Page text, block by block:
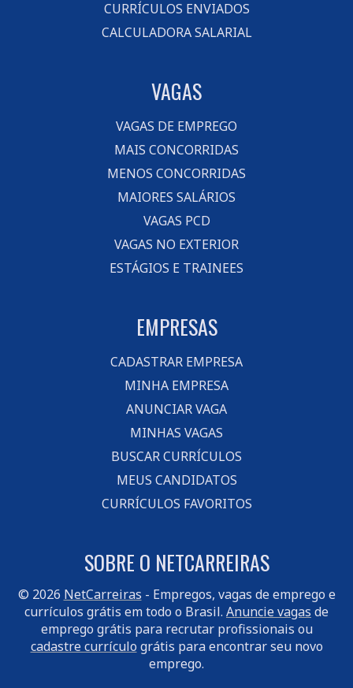
CURRÍCULOS ENVIADOS
CALCULADORA SALARIAL
VAGAS
VAGAS DE EMPREGO
MAIS CONCORRIDAS
MENOS CONCORRIDAS
MAIORES SALÁRIOS
VAGAS PCD
VAGAS NO EXTERIOR
ESTÁGIOS E TRAINEES
EMPRESAS
CADASTRAR EMPRESA
MINHA EMPRESA
ANUNCIAR VAGA
MINHAS VAGAS
BUSCAR CURRÍCULOS
MEUS CANDIDATOS
CURRÍCULOS FAVORITOS
SOBRE O NETCARREIRAS
© 2026 NetCarreiras - Empregos, vagas de emprego e
currículos grátis em todo o Brasil. Anuncie vagas de
emprego grátis para recrutar profissionais ou
cadastre currículo grátis para encontrar seu novo
emprego.